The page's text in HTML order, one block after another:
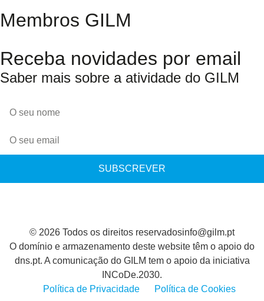
Membros GILM
Receba novidades por email
Saber mais sobre a atividade do GILM
SUBSCREVER
© 2026 Todos os direitos reservadosinfo@gilm.pt
O domínio e armazenamento deste website têm o apoio do
dns.pt. A comunicação do GILM tem o apoio da iniciativa
INCoDe.2030.
Política de Privacidade
Política de Cookies